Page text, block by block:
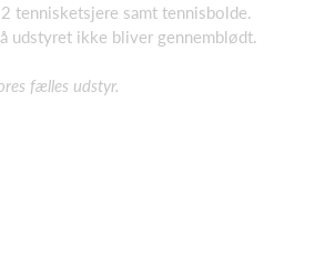
tennisketsjere samt tennisbolde.
udstyret ikke bliver gennemblødt.
fælles udstyr.